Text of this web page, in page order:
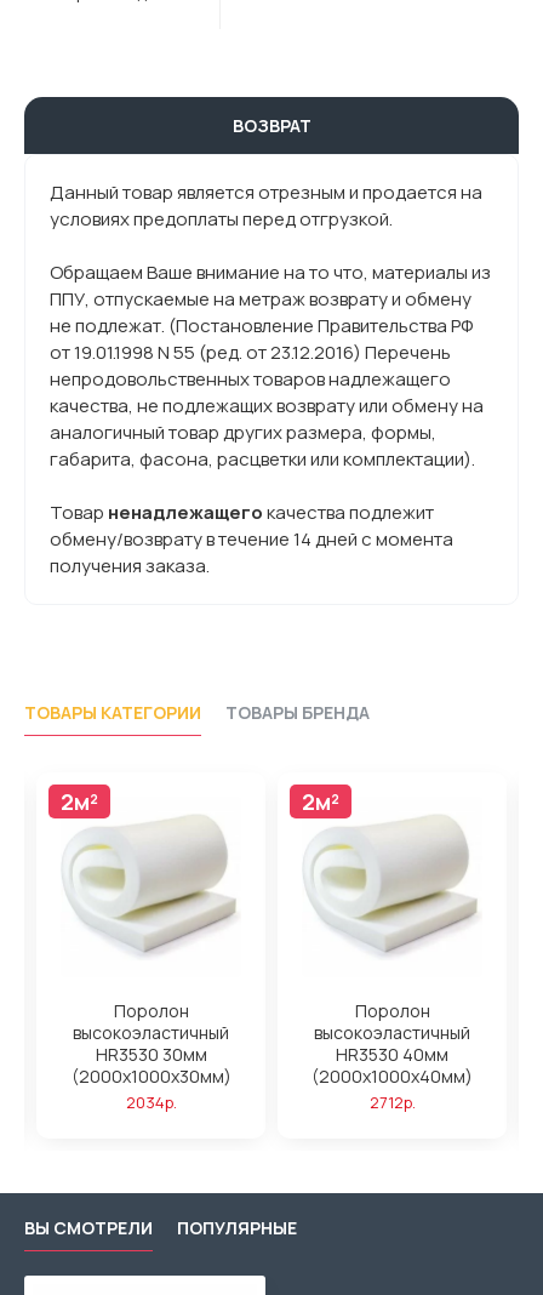
ВОЗВРАТ
Данный товар является отрезным и продается на
условиях предоплаты перед отгрузкой.
Обращаем Ваше внимание на то что, материалы из
ППУ, отпускаемые на метраж возврату и обмену
не подлежат. (Постановление Правительства РФ
от 19.01.1998 N 55 (ред. от 23.12.2016) Перечень
непродовольственных товаров надлежащего
качества, не подлежащих возврату или обмену на
аналогичный товар других размера, формы,
габарита, фасона, расцветки или комплектации).
Товар ненадлежащегокачества подлежит
обмену/возврату в течение 14 дней с момента
получения заказа.
ТОВАРЫ КАТЕГОРИИ ТОВАРЫ БРЕНДА
2м²
Поролон
высокоэластичный
HR3530 30мм
(2000x1000x30мм)
2034р.
2м²
Поролон
высокоэластичный
HR3530 40мм
(2000x1000x40мм)
2712р.
ВЫ СМОТРЕЛИ ПОПУЛЯРНЫЕ